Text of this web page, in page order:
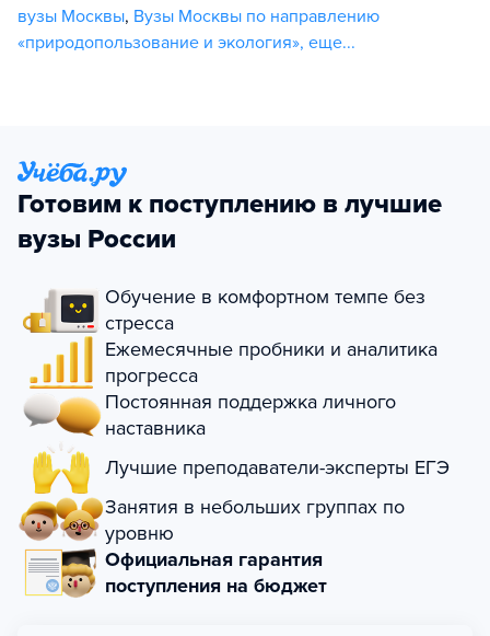
вузы Москвы, Вузы Москвы по направлению
«природопользование и экология», еще...
Готовим к поступлению в лучшие
вузы России
Обучение в комфортном темпе без
стресса
Ежемесячные пробники и аналитика
прогресса
Постоянная поддержка личного
наставника
Лучшие преподаватели-эксперты ЕГЭ
Занятия в небольших группах по
уровню
Официальная гарантия
поступления на бюджет